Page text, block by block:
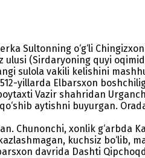
Sultonning o‘g‘li
ulusi (Sirdaryoning quyi
sulola vakili kelishini
yillarda Elbarsxon
Vazir shahridan
aytishni buyurgan.
Chunonchi, xonlik g‘arbda
kuchsiz
davrida Dashti